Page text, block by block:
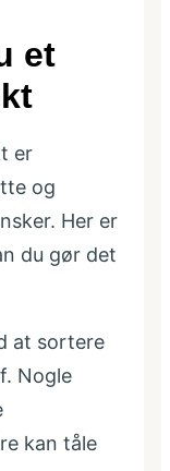
et
er
og
Her er
du gør det
at sortere
Nogle
kan tåle